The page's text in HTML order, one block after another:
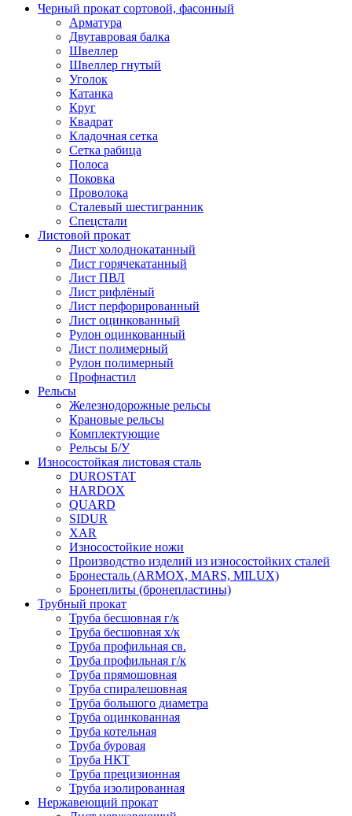
Черный прокат сортовой, фасонный
Арматура
Двутавровая балка
Швеллер
Швеллер гнутый
Уголок
Катанка
Круг
Квадрат
Кладочная сетка
Сетка рабица
Полоса
Поковка
Проволока
Сталевый шестигранник
Спецстали
Листовой прокат
Лист холоднокатанный
Лист горячекатанный
Лист ПВЛ
Лист рифлёный
Лист перфорированный
Лист оцинкованный
Рулон оцинкованный
Лист полимерный
Рулон полимерный
Профнастил
Рельсы
Железнодорожные рельсы
Крановые рельсы
Комплектующие
Рельсы Б/У
Износостойкая листовая сталь
DUROSTAT
HARDOX
QUARD
SIDUR
XAR
Износостойкие ножи
Производство изделий из износостойких сталей
Бронесталь (ARMOX, MARS, MILUX)
Бронеплиты (бронепластины)
Трубный прокат
Труба бесшовная г/к
Труба бесшовная х/к
Труба профильная св.
Труба профильная г/к
Труба прямошовная
Труба спиралешовная
Труба большого диаметра
Труба оцинкованная
Труба котельная
Труба буровая
Труба НКТ
Труба прецизионная
Труба изолированная
Нержавеющий прокат